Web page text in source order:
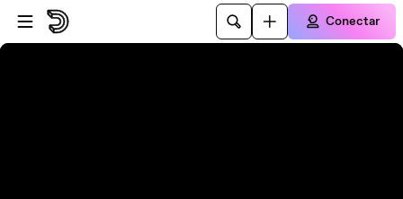
Pular para o player
Ir para o conteúdo principal
Conectar